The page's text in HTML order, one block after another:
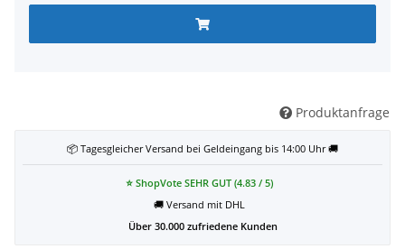
Produktanfrage
📦 Tagesgleicher Versand bei Geldeingang bis 14:00 Uhr 🚚
⭐ ShopVote SEHR GUT (4.83 / 5)
🚚 Versand mit DHL
Über 30.000 zufriedene Kunden